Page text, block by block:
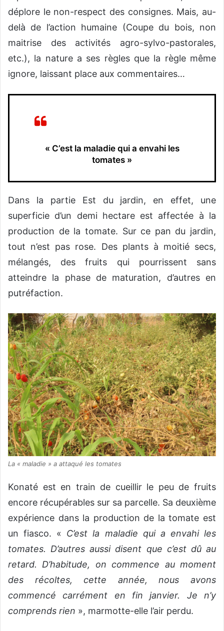
déplore le non-respect des consignes. Mais, au-
delà de l’action humaine (Coupe du bois, non
maitrise des activités agro-sylvo-pastorales,
etc.), la nature a ses règles que la règle même
ignore, laissant place aux commentaires…
« C’est la maladie qui a envahi les
tomates »
Dans la partie Est du jardin, en effet, une
superficie d’un demi hectare est affectée à la
production de la tomate. Sur ce pan du jardin,
tout n’est pas rose. Des plants à moitié secs,
mélangés, des fruits qui pourrissent sans
atteindre la phase de maturation, d’autres en
putréfaction.
La « maladie » a attaqué les tomates
Konaté est en train de cueillir le peu de fruits
encore récupérables sur sa parcelle. Sa deuxième
expérience dans la production de la tomate est
un fiasco. « C’est la maladie qui a envahi les
tomates. D’autres aussi disent que c’est dû au
retard. D’habitude, on commence au moment
des récoltes, cette année, nous avons
commencé carrément en fin janvier. Je n’y
comprends rien », marmotte-elle l’air perdu.